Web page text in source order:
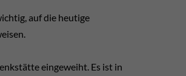
auf die heutige
eingeweiht. Es ist in